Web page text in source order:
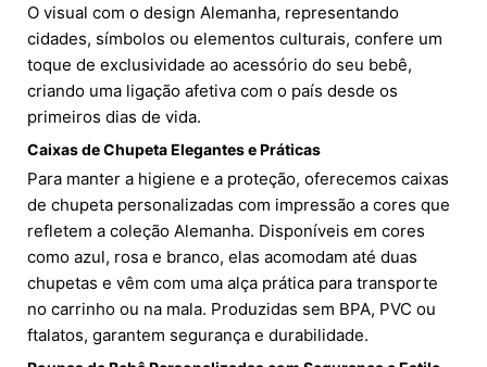
O visual com o design Alemanha, representando
cidades, símbolos ou elementos culturais, confere um
toque de exclusividade ao acessório do seu bebê,
criando uma ligação afetiva com o país desde os
primeiros dias de vida.
Caixas de Chupeta Elegantes e Práticas
Para manter a higiene e a proteção, oferecemos caixas
de chupeta personalizadas com impressão a cores que
refletem a coleção Alemanha. Disponíveis em cores
como azul, rosa e branco, elas acomodam até duas
chupetas e vêm com uma alça prática para transporte
no carrinho ou na mala. Produzidas sem BPA, PVC ou
ftalatos, garantem segurança e durabilidade.